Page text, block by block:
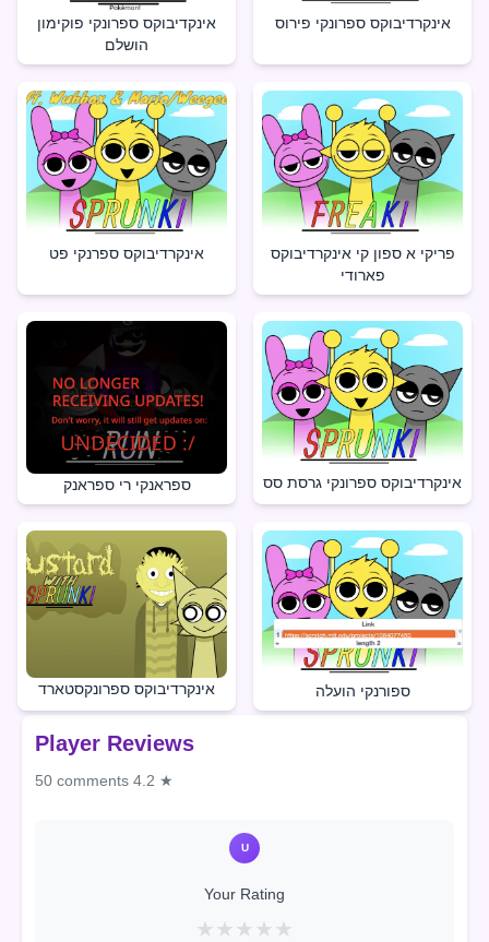
אינקדיבוקס ספרונקי פוקימון
הושלם
אינקרדיבוקס ספרונקי פירוס
אינקרדיבוקס ספרנקי פט
פריקי א ספון קי אינקרדיבוקס
פארודי
ספראנקי רי ספראנק אינקרדיבוקס ספרונקי גרסת סס
אינקרדיבוקס ספרונקסטארד ספורנקי הועלה
Player Reviews
50 comments 4.2 ★
U
Your Rating
★ ★ ★ ★ ★